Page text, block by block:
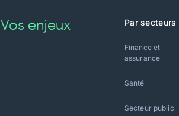
Vos enjeux Par secteurs
Finance et
assurance
Santé
Secteur public